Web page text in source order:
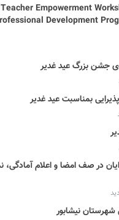
Teacher Empowerment
Development
جشن بزرگ عید غدیر
بمناسبت عید غدیر
در صف امضا و اعلام آمادگی،
نیشابور